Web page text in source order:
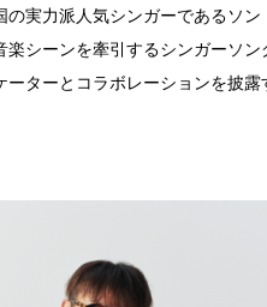
の実力派人気シンガーであるソ
楽シーンを牽引するシンガーソ
ーターとコラボレーションを披